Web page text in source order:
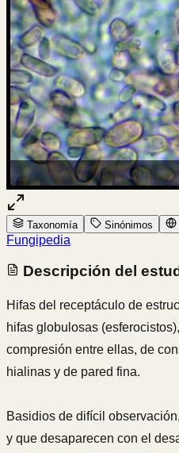
Taxonomía Sinónimos
Fungipedia
Descripción del
Hifas del receptáculo de
hifas globulosas
compresión entre ellas, de
hialinas y de pared fina.
Basidios de difícil
y que desaparecen con el